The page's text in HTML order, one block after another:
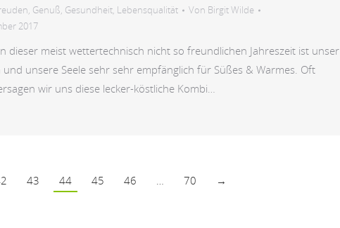
, Genuß, Gesundheit, Lebensqualität Von Birgit Wilde
2017
dieser meist wettertechnisch nicht so freundlichen Jahreszeit ist unser
und unsere Seele sehr sehr empfänglich für Süßes & Warmes. Oft
wir uns diese lecker-köstliche Kombi…
43 44 45 46 … 70 →